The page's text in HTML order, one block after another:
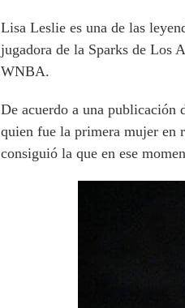
Lisa Leslie es una de las
jugadora de la Sparks de Los
WNBA.
De acuerdo a una
quien fue la primera mujer en
consiguió la que en ese